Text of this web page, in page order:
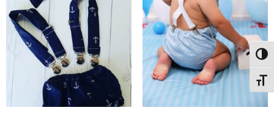
הפעל/כבה ניגודיות גבוהה
מתג גודל גופן